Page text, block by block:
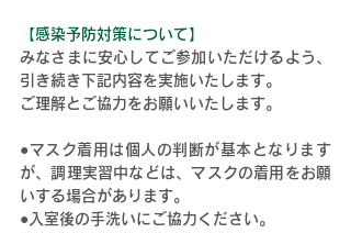
【感染予防対策について】
みなさまに安心してご参加いただけるよう、
引き続き下記内容を実施いたします。
ご理解とご協力をお願いいたします。
●マスク着用は個人の判断が基本となります
が、調理実習中などは、マスクの着用をお願
いする場合があります。
● 入室後の手洗いにご協力ください。